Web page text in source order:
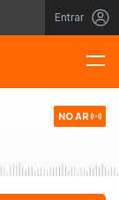
Entrar
NO AR